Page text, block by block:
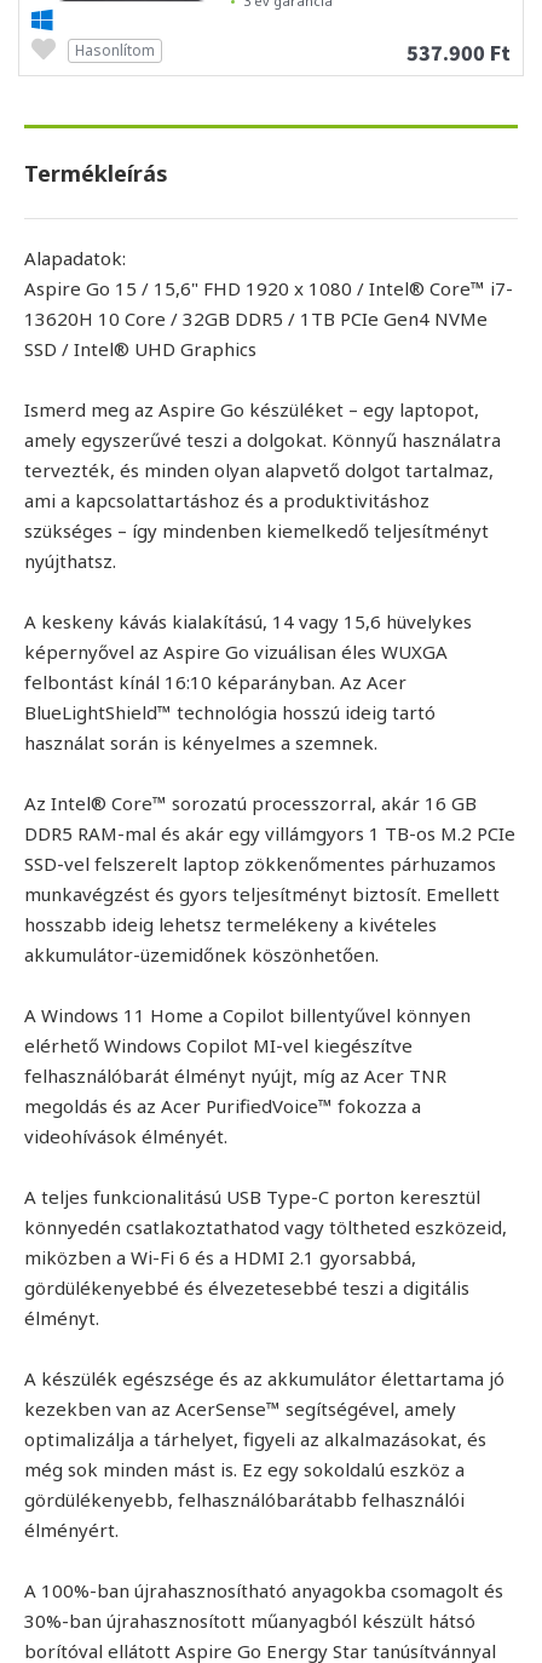
537.900 Ft
Hasonlítom
Termékleírás
Alapadatok:
Aspire Go 15 / 15,6" FHD 1920 x 1080 / Intel® Core™ i7-
13620H 10 Core / 32GB DDR5 / 1TB PCIe Gen4 NVMe
SSD / Intel® UHD Graphics
Ismerd meg az Aspire Go készüléket – egy laptopot,
amely egyszerűvé teszi a dolgokat. Könnyű használatra
tervezték, és minden olyan alapvető dolgot tartalmaz,
ami a kapcsolattartáshoz és a produktivitáshoz
szükséges – így mindenben kiemelkedő teljesítményt
nyújthatsz.
A keskeny kávás kialakítású, 14 vagy 15,6 hüvelykes
képernyővel az Aspire Go vizuálisan éles WUXGA
felbontást kínál 16:10 képarányban. Az Acer
BlueLightShield™ technológia hosszú ideig tartó
használat során is kényelmes a szemnek.
Az Intel® Core™ sorozatú processzorral, akár 16 GB
DDR5 RAM-mal és akár egy villámgyors 1 TB-os M.2 PCIe
SSD-vel felszerelt laptop zökkenőmentes párhuzamos
munkavégzést és gyors teljesítményt biztosít. Emellett
hosszabb ideig lehetsz termelékeny a kivételes
akkumulátor-üzemidőnek köszönhetően.
A Windows 11 Home a Copilot billentyűvel könnyen
elérhető Windows Copilot MI-vel kiegészítve
felhasználóbarát élményt nyújt, míg az Acer TNR
megoldás és az Acer PurifiedVoice™ fokozza a
videohívások élményét.
A teljes funkcionalitású USB Type-C porton keresztül
könnyedén csatlakoztathatod vagy töltheted eszközeid,
miközben a Wi-Fi 6 és a HDMI 2.1 gyorsabbá,
gördülékenyebbé és élvezetesebbé teszi a digitális
élményt.
A készülék egészsége és az akkumulátor élettartama jó
kezekben van az AcerSense™ segítségével, amely
optimalizálja a tárhelyet, figyeli az alkalmazásokat, és
még sok minden mást is. Ez egy sokoldalú eszköz a
gördülékenyebb, felhasználóbarátabb felhasználói
élményért.
A 100%-ban újrahasznosítható anyagokba csomagolt és
30%-ban újrahasznosított műanyagból készült hátsó
borítóval ellátott Aspire Go Energy Star tanúsítvánnyal